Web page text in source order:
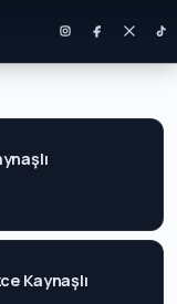
Kaynaşlı